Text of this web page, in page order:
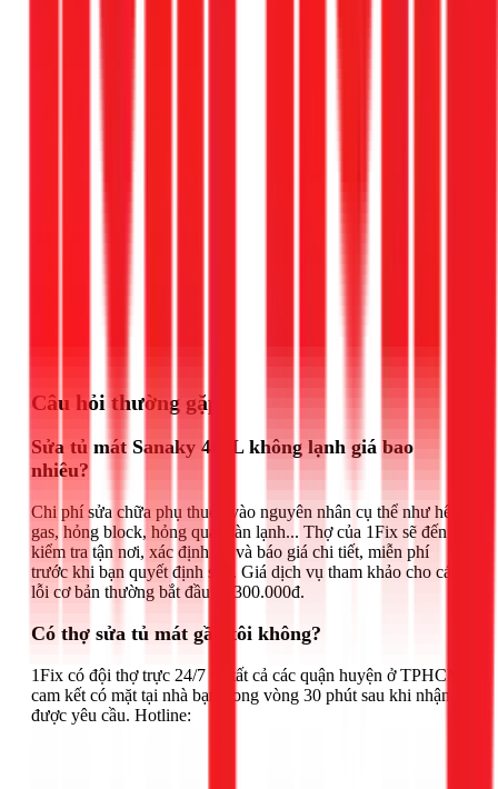
Câu hỏi thường gặp
Sửa tủ mát Sanaky 400L không lạnh giá bao
nhiêu?
Chi phí sửa chữa phụ thuộc vào nguyên nhân cụ thể như hết
gas, hỏng block, hỏng quạt dàn lạnh... Thợ của 1Fix sẽ đến
kiểm tra tận nơi, xác định lỗi và báo giá chi tiết, miễn phí
trước khi bạn quyết định sửa. Giá dịch vụ tham khảo cho các
lỗi cơ bản thường bắt đầu từ 300.000đ.
Có thợ sửa tủ mát gần tôi không?
1Fix có đội thợ trực 24/7 tại tất cả các quận huyện ở TPHCM,
cam kết có mặt tại nhà bạn trong vòng 30 phút sau khi nhận
được yêu cầu. Hotline: